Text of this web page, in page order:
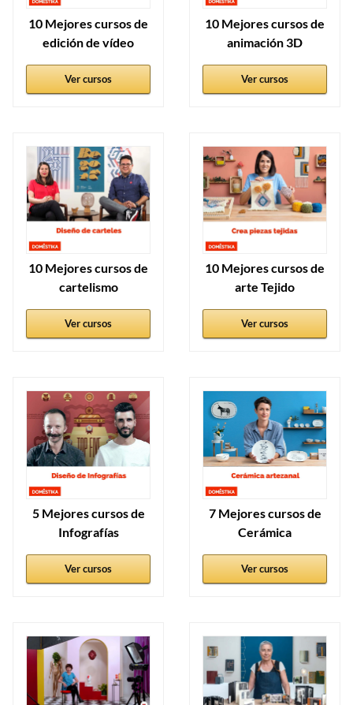
10 Mejores cursos de
edición de vídeo
Ver cursos
10 Mejores cursos de
animación 3D
Ver cursos
10 Mejores cursos de
cartelismo
Ver cursos
10 Mejores cursos de
arte Tejido
Ver cursos
5 Mejores cursos de
Infografías
Ver cursos
7 Mejores cursos de
Cerámica
Ver cursos